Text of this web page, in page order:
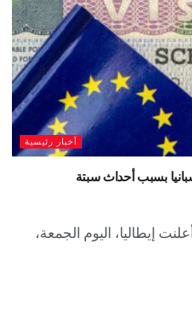
أخبار رئيسية
بسبب أحداث سبتة
إيطاليا، اليوم الجمعة،